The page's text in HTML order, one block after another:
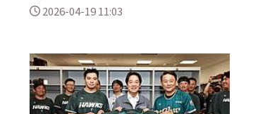
2026-04-19 11:03